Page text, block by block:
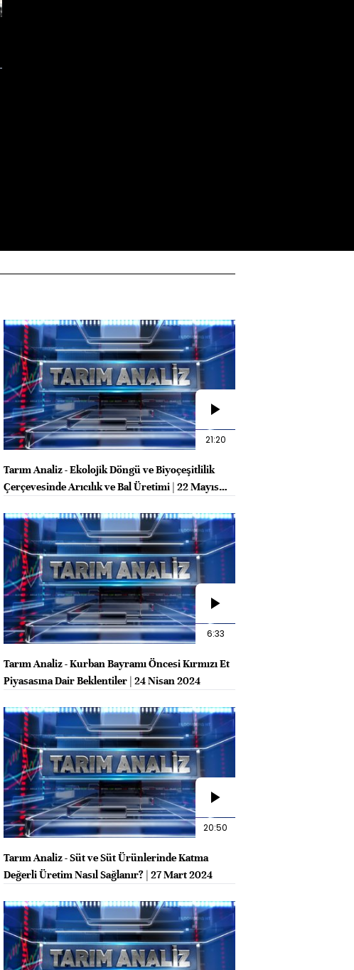
21:20
Tarım Analiz - Ekolojik Döngü ve Biyoçeşitlilik
Çerçevesinde Arıcılık ve Bal Üretimi | 22 Mayıs
6:33
Tarım Analiz - Kurban Bayramı Öncesi Kırmızı Et
Piyasasına Dair Beklentiler | 24 Nisan 2024
20:50
Tarım Analiz - Süt ve Süt Ürünlerinde Katma
Değerli Üretim Nasıl Sağlanır? | 27 Mart 2024